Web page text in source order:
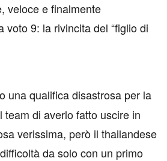
veloce e finalmente
voto 9: la rivincita del “figlio di
una qualifica disastrosa per la
team di averlo fatto uscire in
verissima, però il thailandese
da solo con un primo